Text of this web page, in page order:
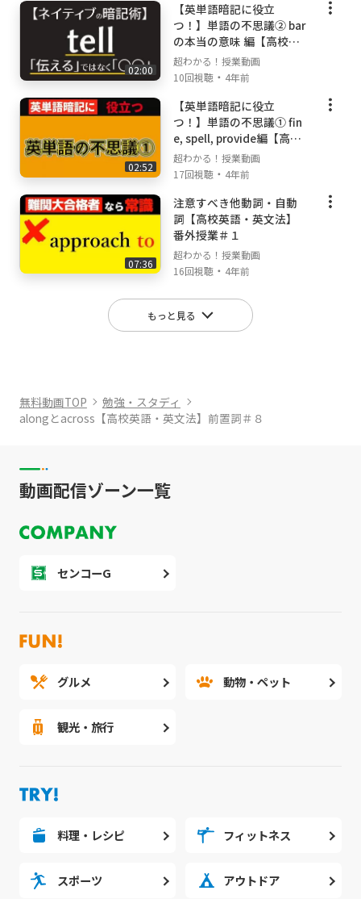
🔰効果的なチャンネルの使い方🔰
「超わかる！授業動画」必勝マニュアル
▶︎https://youtu.be/XLFSQae9qdE
👍数学・英語の成績が確実に上がる勉強法！
（授業動画の使い方）
https://youtu.be/wtajeuzN3dY
【英語】➡https://youtu.be/EHtv83-s8ns
🏫『超わかる！授業動画』公式ホームページ🏫
http://kouki-honda.jp/
【キーワード】
along,across,前置詞,英文法,高校英語,超わか
る,授業動画,受験英語,オンライン授業,映像授業
02:00
【英単語暗記に役立
つ！】単語の不思議② bar
の本当の意味 編【高校英
語・英文法】番外授業＃
３
超わかる！授業動画
10回視聴 ・ 4年前
02:52
【英単語暗記に役立
つ！】単語の不思議① fin
e, spell, provide編【高校
英語・英文法】番外授業
＃２
超わかる！授業動画
17回視聴 ・ 4年前
07:36
注意すべき他動詞・自動
詞【高校英語・英文法】
番外授業＃１
超わかる！授業動画
16回視聴 ・ 4年前
もっと見る
無料動画TOP
勉強・スタディ
alongとacross【高校英語・英文法】前置詞＃８
動画配信ゾーン一覧
センコーG
グルメ 動物・ペット
観光・旅行
料理・レシピ フィットネス
スポーツ アウトドア